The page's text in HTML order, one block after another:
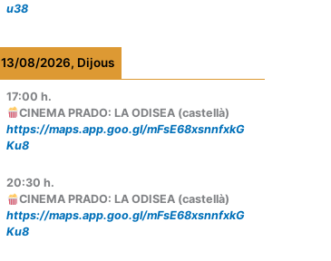
u38
13/08/2026, Dijous
17:00 h.
CINEMA PRADO: LA ODISEA (castellà)
https://maps.app.goo.gl/mFsE68xsnnfxkG
Ku8
20:30 h.
CINEMA PRADO: LA ODISEA (castellà)
https://maps.app.goo.gl/mFsE68xsnnfxkG
Ku8